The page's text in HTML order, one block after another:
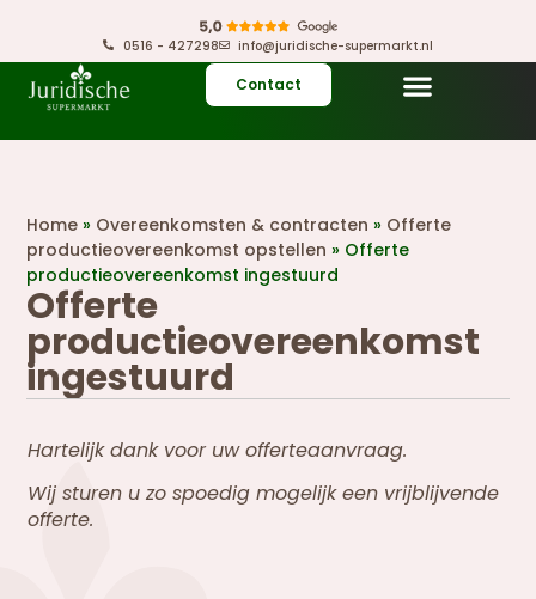
0516 - 427298 info@juridische-supermarkt.nl
Contact
Home » Overeenkomsten & contracten » Offerte
productieovereenkomst opstellen » Offerte
productieovereenkomst ingestuurd
Offerte
productieovereenkomst
ingestuurd
Hartelijk dank voor uw offerteaanvraag.
Wij sturen u zo spoedig mogelijk een vrijblijvende
offerte.